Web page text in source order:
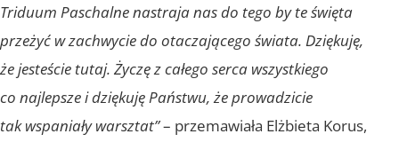
Triduum Paschalne nastraja nas do tego by te święta
przeżyć w zachwycie do otaczającego świata. Dziękuję,
że jesteście tutaj. Życzę z całego serca wszystkiego
co najlepsze i dziękuję Państwu, że prowadzicie
tak wspaniały warsztat”– przemawiała Elżbieta Korus,